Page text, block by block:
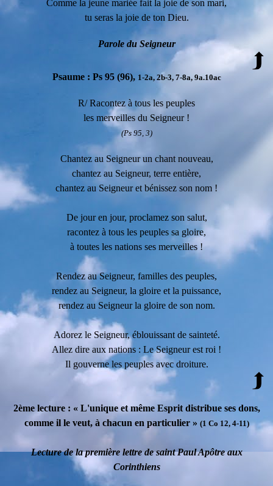
Comme la jeune mariée fait la joie de son mari,
tu seras la joie de ton Dieu.
Parole du Seigneur
Psaume : Ps 95 (96), 1-2a, 2b-3, 7-8a, 9a.10ac
R/ Racontez à tous les peuples
les merveilles du Seigneur !
(Ps 95, 3)
Chantez au Seigneur un chant nouveau,
chantez au Seigneur, terre entière,
chantez au Seigneur et bénissez son nom !
De jour en jour, proclamez son salut,
racontez à tous les peuples sa gloire,
à toutes les nations ses merveilles !
Rendez au Seigneur, familles des peuples,
rendez au Seigneur, la gloire et la puissance,
rendez au Seigneur la gloire de son nom.
Adorez le Seigneur, éblouissant de sainteté.
Allez dire aux nations : Le Seigneur est roi !
Il gouverne les peuples avec droiture.
2ème lecture : « L'unique et même Esprit distribue ses dons,
comme il le veut, à chacun en particulier » (1 Co 12, 4-11)
Lecture de la première lettre de saint Paul Apôtre aux
Corinthiens